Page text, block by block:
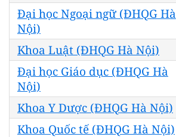
Đại học Ngoại ngữ (ĐHQG Hà
Nội)
Khoa Luật (ĐHQG Hà Nội)
Đại học Giáo dục (ĐHQG Hà
Nội)
Khoa Y Dược (ĐHQG Hà Nội)
Khoa Quốc tế (ĐHQG Hà Nội)